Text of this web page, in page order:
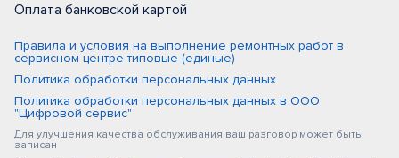
Оплата банковской картой
Правила и условия на выполнение ремонтных работ в
сервисном центре типовые (единые)
Политика обработки персональных данных
Политика обработки персональных данных в ООО
"Цифровой сервис"
Для улучшения качества обслуживания ваш разговор может быть
записан